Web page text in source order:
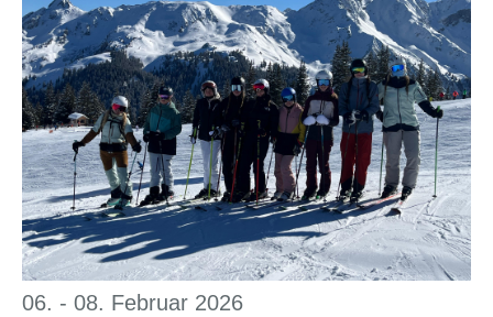
06. - 08. Februar 2026